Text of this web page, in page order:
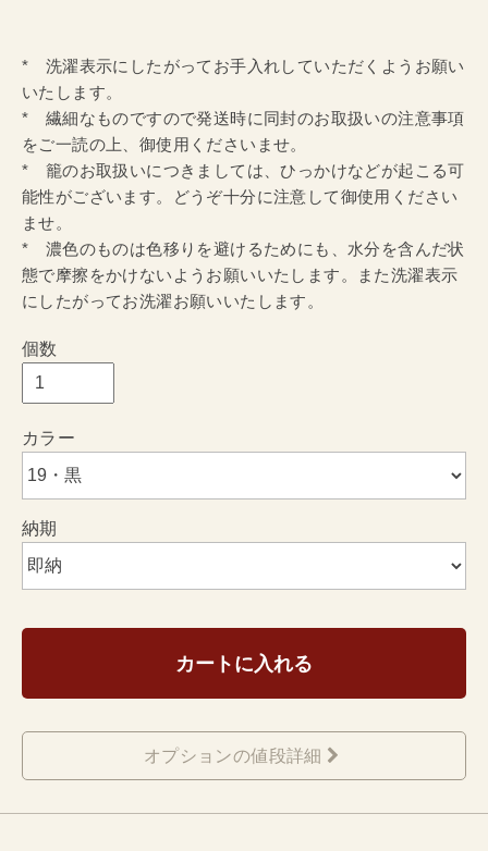
* 洗濯表示にしたがってお手入れしていただくようお願い
いたします。
* 繊細なものですので発送時に同封のお取扱いの注意事項
をご一読の上、御使用くださいませ。
* 籠のお取扱いにつきましては、ひっかけなどが起こる可
能性がございます。どうぞ十分に注意して御使用ください
ませ。
* 濃色のものは色移りを避けるためにも、水分を含んだ状
態で摩擦をかけないようお願いいたします。また洗濯表示
にしたがってお洗濯お願いいたします。
個数
カラー
納期
カートに入れる
オプションの値段詳細